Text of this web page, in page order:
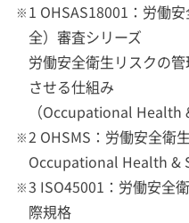
1 OHSAS18001：労働
全）審査シリーズ
労働安全衛生リスクの
させる仕組み
（Occupational Health
2 OHSMS：労働安全衛
Occupational Health &
3 ISO45001：労働安全
際規格